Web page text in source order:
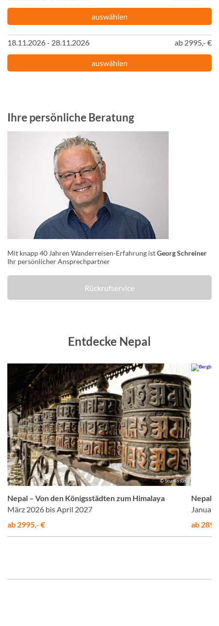
auswählen
18.11.2026 - 28.11.2026 ab 2995,- €
auswählen
Ihre persönliche Beratung
Mit knapp 40 Jahren Wanderreisen-Erfahrung istGeorg Schreiner
Ihr persönlicher Ansprechpartner
Rückrufservice
Entdecke Nepal
© Studiosus
Nepal – Von den Königsstädten zum Himalaya
März 2026 bis April 2027
ab 2995,- €
Nepal
Januar
ab